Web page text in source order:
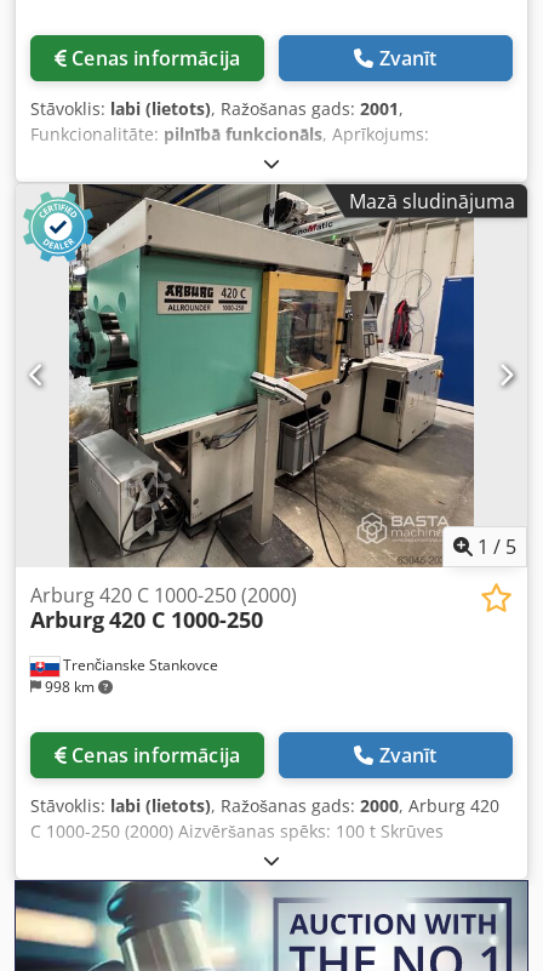
Cenas informācija Zvanīt
Stāvoklis: labi (lietots), Ražošanas gads: 2001,
Funkcionalitāte: pilnībā funkcionāls, Aprīkojums:
dokumentācija / rokasgrāmata
tonnas (800 kN) - Vītnes diametrs: 35 mm - Šāviņa svars
(PS): 165 grami - Statņu attālums (H × V): 420 mm × 420 mm
- Maksimālā atvēruma gājiens: 450 mm - Minimālais
formas augstums: 250 mm Dedpfswgamkox Ap Iskr -
Maksimālais atstarpe starp plāksnēm (dienasgaisma): 700
mm - Vadības sistēma: Selogica - Jaudas patēriņš: 29,9 kW -
Mašīnas izmēri (G × P × A): 5 200 mm × 1 600 mm × 2 200
mm - Mašīnas svars: 3 800 kg
Mazā sludinājuma
1 / 5
Trenčianske Stankovce
998 km
Arburg 420 C 1000-250 (2000)
Arburg420 C 1000-250
Cenas informācija Zvanīt
Stāvoklis: labi (lietots), Ražošanas gads: 2000, Arburg 420
C 1000-250 (2000) Aizvēršanas spēks: 100 t Skrūves
diametrs: 30 mm Attālums starp stabiem: 420 x 420 mm
Dedpfx Apexqcrzj Ijkr Šāviena svars: 100 g Darba stundas:
134 000 h